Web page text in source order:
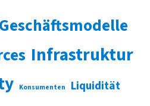
Geschäftsmodelle
Infrastruktur
Konsumenten Liquidität